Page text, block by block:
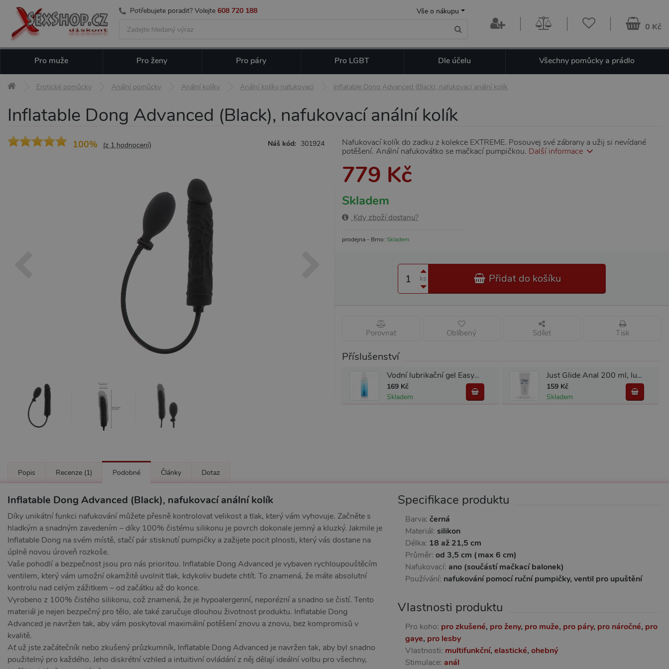
Potřebujete poradit? Volejte 608 720 188 Vše o nákupu
0 Kč
Pro muže Pro ženy Pro páry Pro LGBT Dle účelu Všechny pomůcky a prádlo
Erotické pomůcky Anální pomůcky Anální kolíky Anální kolíky nafukovací Inflatable Dong Advanced (Black), nafukovací anální kolík
Inflatable Dong Advanced (Black), nafukovací anální kolík
100% (z 1 hodnocení) Náš kód: 301924
Nafukovací kolík do zadku z kolekce EXTREME. Posouvej své zábrany a užij si nevídané
potěšení. Anální nafukovátko se mačkací pumpičkou. Další informace
779 Kč
Skladem
Kdy zboží dostanu?
prodejna - Brno: Skladem
ks Přidat do košíku
Porovnat Oblíbený Sdílet Tisk
Příslušenství
Vodní lubrikační gel EasyGlide Lubricant 150 ml
169 Kč
Skladem
Just Glide Anal 200 ml, lubrikant na vodní bázi
159 Kč
Skladem
Popis Recenze (1) Podobné Články Dotaz
Inflatable Dong Advanced (Black), nafukovací anální kolík
Díky unikátní funkci nafukování můžete přesně kontrolovat velikost a tlak, který vám vyhovuje. Začněte s
hladkým a snadným zavedením – díky 100% čistému silikonu je povrch dokonale jemný a kluzký. Jakmile je
Inflatable Dong na svém místě, stačí pár stisknutí pumpičky a zažijete pocit plnosti, který vás dostane na
úplně novou úroveň rozkoše.
Vaše pohodlí a bezpečnost jsou pro nás prioritou. Inflatable Dong Advanced je vybaven rychloupouštěcím
ventilem, který vám umožní okamžitě uvolnit tlak, kdykoliv budete chtít. To znamená, že máte absolutní
kontrolu nad celým zážitkem – od začátku až do konce.
Vyrobeno z 100% čistého silikonu, což znamená, že je hypoalergenní, neporézní a snadno se čistí. Tento
materiál je nejen bezpečný pro tělo, ale také zaručuje dlouhou životnost produktu. Inflatable Dong
Advanced je navržen tak, aby vám poskytoval maximální potěšení znovu a znovu, bez kompromisů v
kvalitě.
Ať už jste začátečník nebo zkušený průzkumník, Inflatable Dong Advanced je navržen tak, aby byl snadno
použitelný pro každého. Jeho diskrétní vzhled a intuitivní ovládání z něj dělají ideální volbu pro všechny,
Specifikace produktu
Barva: černá
Materiál: silikon
Délka: 18 až 21,5 cm
Průměr: od 3,5 cm (max 6 cm)
Nafukovací: ano (součástí mačkací balonek)
Používání: nafukování pomocí ruční pumpičky, ventil pro upuštění
Vlastnosti produktu
Pro koho: pro zkušené, pro ženy, pro muže, pro páry, pro náročné, pro
gaye, pro lesby
Vlastnosti: multifunkční, elastické, ohebný
Stimulace: anál